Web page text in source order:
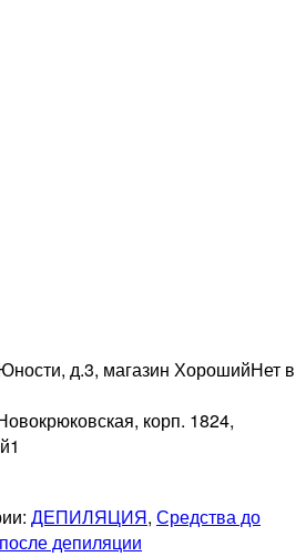
д.3, магазин ХорошийНет в
корп. 1824,
1
ДЕПИЛЯЦИЯ, Средства до
депиляции